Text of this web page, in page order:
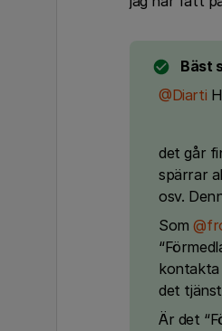
Bäst
@Diarti
det går
spärrar
osv.
Som
kontakta
det
Är det